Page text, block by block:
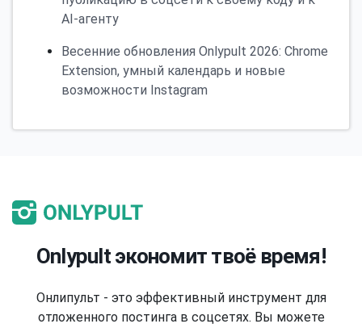
AI-агенту
Весенние обновления Onlypult 2026: Chrome
Extension, умный календарь и новые
возможности Instagram
Onlypult экономит твоё время!
Онлипульт - это эффективный инструмент для
отложенного постинга в соцсетях. Вы можете